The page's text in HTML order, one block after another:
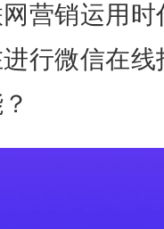
营销运用
行微信在线